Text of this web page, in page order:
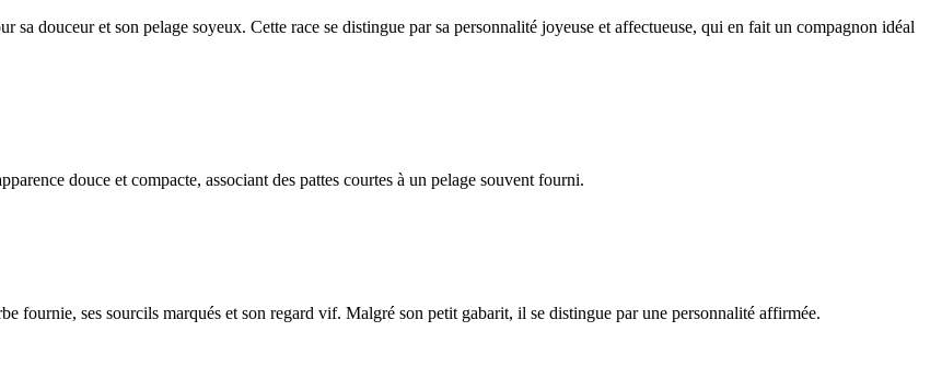
douceur et son pelage soyeux. Cette race se distingue par sa personnalité joyeuse et affectueuse, qui en fait un compagnon idéal
douce et compacte, associant des pattes courtes à un pelage souvent fourni.
fournie, ses sourcils marqués et son regard vif. Malgré son petit gabarit, il se distingue par une personnalité affirmée.